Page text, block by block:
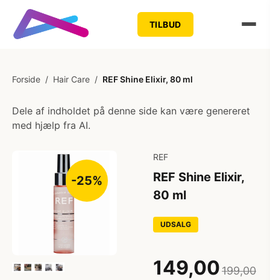
TILBUD
Forside / Hair Care / REF Shine Elixir, 80 ml
Dele af indholdet på denne side kan være genereret
med hjælp fra AI.
-25%
REF
REF Shine Elixir,
80 ml
UDSALG
149,00199,00